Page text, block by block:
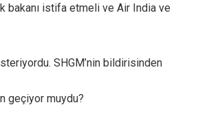
bakanı istifa etmeli ve Air India ve
SHGM’nin bildirisinden
geçiyor muydu?